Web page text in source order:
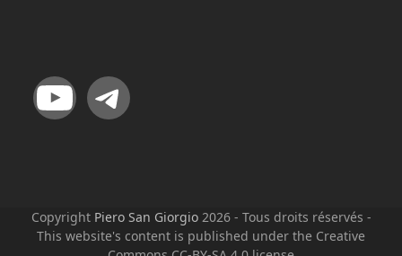
YouTube
Telegram
Copyright Piero San Giorgio2026 - Tous droits réservés -
This website's content is published under the Creative